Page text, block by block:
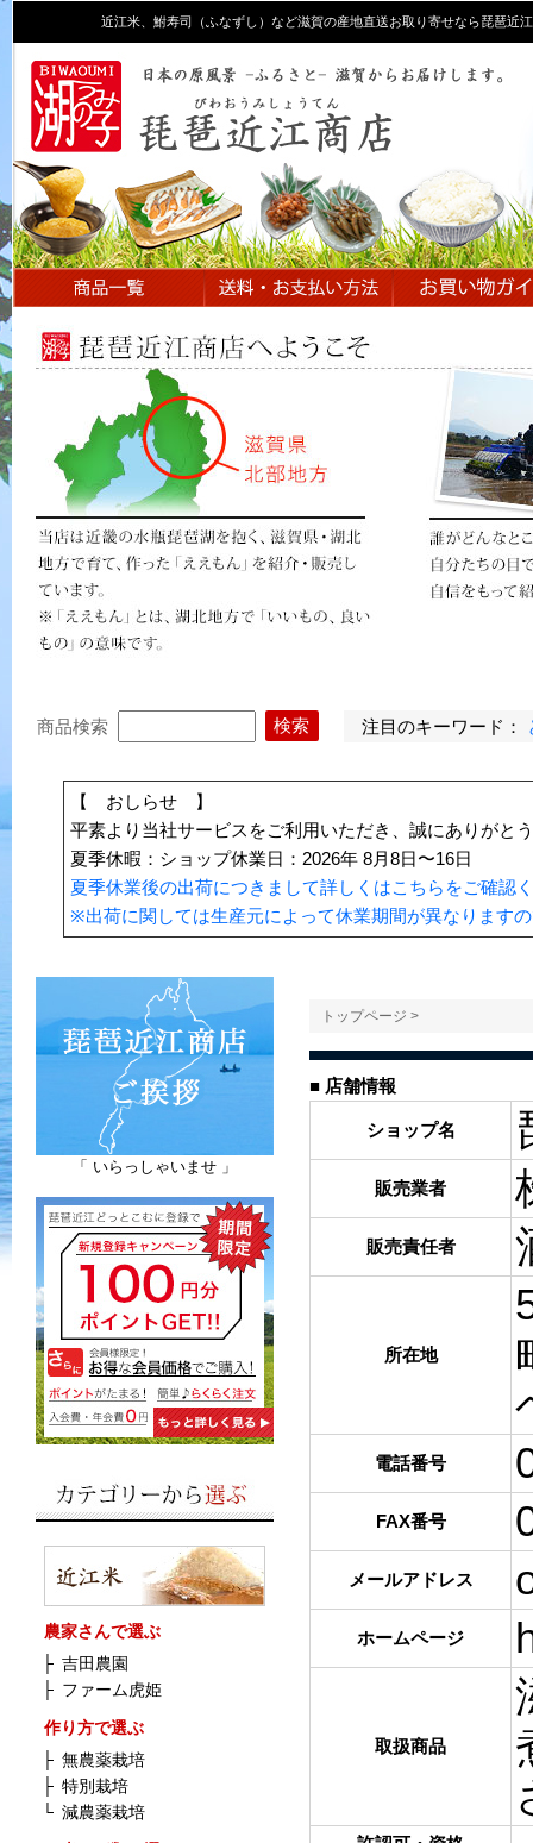
近江米、鮒寿司（ふなずし）など滋賀の産地直送お取り寄せなら琵琶近
商品検索 注目のキーワード：
【 おしらせ 】
平素より当社サービスをご利用いただき、誠にありがと
夏季休暇：ショップ休業日：2026年 8月8日〜16日
夏季休業後の出荷につきまして詳しくはこちらをご確認
※出荷に関しては生産元によって休業期間が異なります
「 いらっしゃいませ 」
農家さんで選ぶ
├ 吉田農園
├ ファーム虎姫
作り方で選ぶ
├ 無農薬栽培
├ 特別栽培
└ 減農薬栽培
トップページ >
■ 店舗情報
ショップ名
販売業者
販売責任者
所在地
電話番号
FAX番号
メールアドレス
ホームページ
取扱商品